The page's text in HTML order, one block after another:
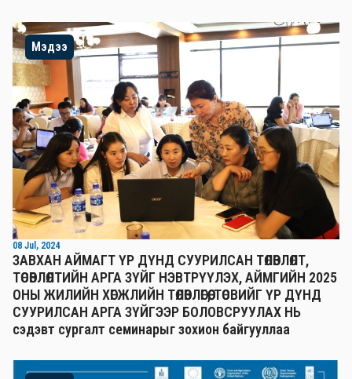
Мэдээ
08 Jul, 2024
ЗАВХАН АЙМАГТ ҮР ДҮНД СУУРИЛСАН ТӨЛӨВЛӨЛТ,
ТӨСӨВЛӨЛТИЙН АРГА ЗҮЙГ НЭВТРҮҮЛЭХ, АЙМГИЙН 2025
ОНЫ ЖИЛИЙН ХӨГЖЛИЙН ТӨЛӨВЛӨГӨӨ, ТӨСВИЙГ ҮР ДҮНД
СУУРИЛСАН АРГА ЗҮЙГЭЭР БОЛОВСРУУЛАХ НЬ
сэдэвт сургалт семинарыг зохион байгууллаа